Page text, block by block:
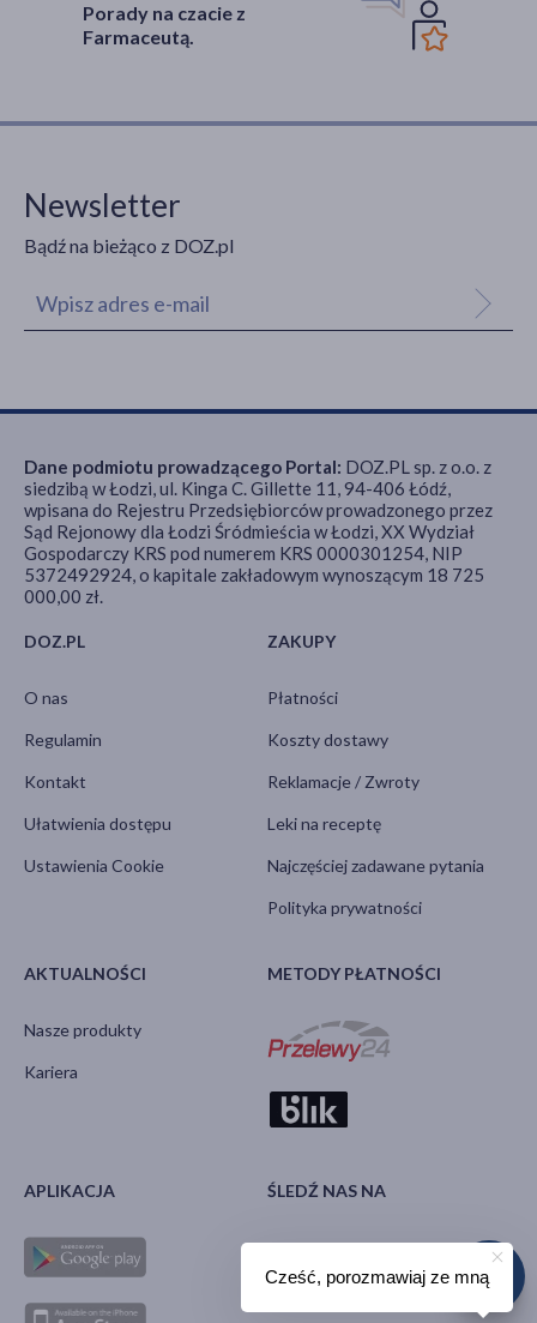
Porady na czacie z
Farmaceutą.
Newsletter
Bądź na bieżąco z DOZ.pl
DOZ.PL
O nas
Regulamin
Kontakt
Ułatwienia dostępu
Ustawienia Cookie
ZAKUPY
Płatności
Koszty dostawy
Reklamacje / Zwroty
Leki na receptę
Najczęściej zadawane pytania
Polityka prywatności
AKTUALNOŚCI
Nasze produkty
Kariera
METODY PŁATNOŚCI
APLIKACJA ŚLEDŹ NAS NA
Dane podmiotu prowadzącego Portal: DOZ.PL sp. z o.o. z
siedzibą w Łodzi, ul. Kinga C. Gillette 11, 94-406 Łódź,
wpisana do Rejestru Przedsiębiorców prowadzonego przez
Sąd Rejonowy dla Łodzi Śródmieścia w Łodzi, XX Wydział
Gospodarczy KRS pod numerem KRS 0000301254, NIP
5372492924, o kapitale zakładowym wynoszącym 18 725
000,00 zł.
Cześć, porozmawiaj ze mną